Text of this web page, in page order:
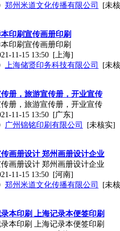
郑州米道文化传播有限公司
[未
印刷宣传画册印刷
印刷宣传画册印刷
11-15 13:50 [上海]
上海储贤印务科技有限公司
[未
册，旅游宣传册，开业宣传
册，旅游宣传册，开业宣传
11-15 13:50 [广东]
广州锦铭印刷有限公司
[未核实]
画册设计 郑州画册设计企业
画册设计 郑州画册设计企业
11-15 13:50 [河南]
郑州米道文化传播有限公司
[未
本印刷 上海记录本便签印刷
本印刷 上海记录本便签印刷